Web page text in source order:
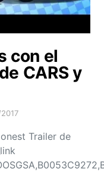
con el
CARS y
Trailer de